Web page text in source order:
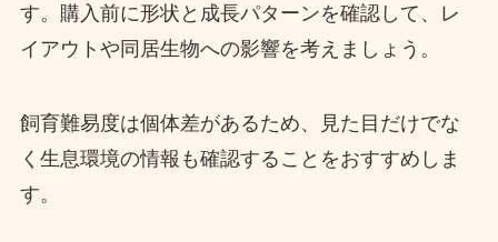
す。購入前に形状と成長パターンを確認して、レ
イアウトや同居生物への影響を考えましょう。
飼育難易度は個体差があるため、見た目だけでな
く生息環境の情報も確認することをおすすめしま
す。